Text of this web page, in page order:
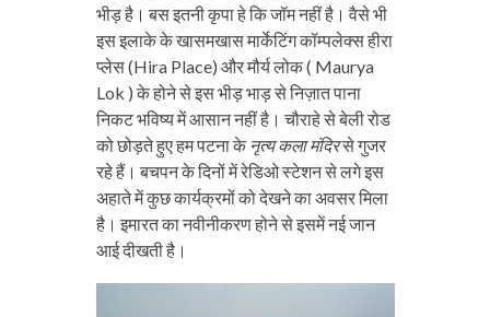
भीड़ है। बस इतनी कृपा हे कि जॉम नहीं है। वैसे भी
इस इलाके के खासमखास मार्केटिंग कॉम्पलेक्स हीरा
प्लेस (Hira Place) और मौर्य लोक ( Maurya
Lok ) के होने से इस भीड़ भाड़ से निज़ात पाना
निकट भविष्य में आसान नहीं है। चौराहे से बेली रोड
को छोड़ते हुए हम पटना के नृत्य कला मंदिरसे गुजर
रहे हैं। बचपन के दिनों में रेडिओ स्टेशन से लगे इस
अहाते में कुछ कार्यक्रमों को देखने का अवसर मिला
है। इमारत का नवीनीकरण होने से इसमें नई जान
आई दीखती है।